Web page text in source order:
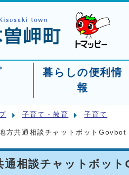
暮らしの便利情
報
子育て・教育 子育て
方共通相談チャットボットGovbot
通相談チャットボッ